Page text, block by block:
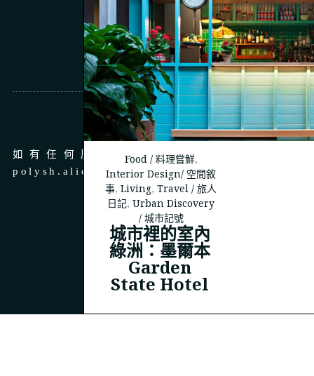
Food / 料理嘗鮮,
Interior Design/ 空間敘
事,Living,Travel / 旅人
日記,Urban Discovery
/ 城市記號
城市裡的室內
綠洲：墨爾本
Garden
State Hotel
商務合作
如有任何廣告、商務合作，請 email 至
polysh.alice@gmail.com
© 2023THEPOLYSH.COM
BACK TO TOP